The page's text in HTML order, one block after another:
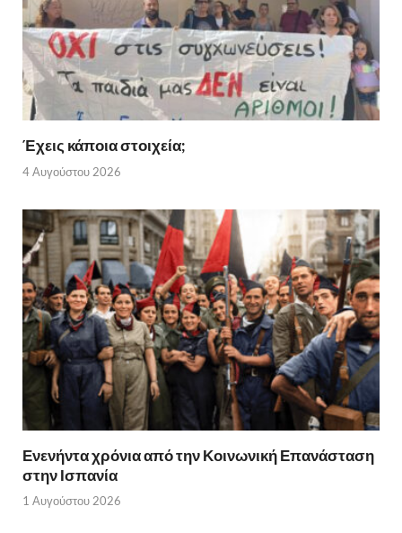
Έχεις κάποια στοιχεία;
4 Αυγούστου 2026
Ενενήντα χρόνια από την Κοινωνική Επανάσταση
στην Ισπανία
1 Αυγούστου 2026